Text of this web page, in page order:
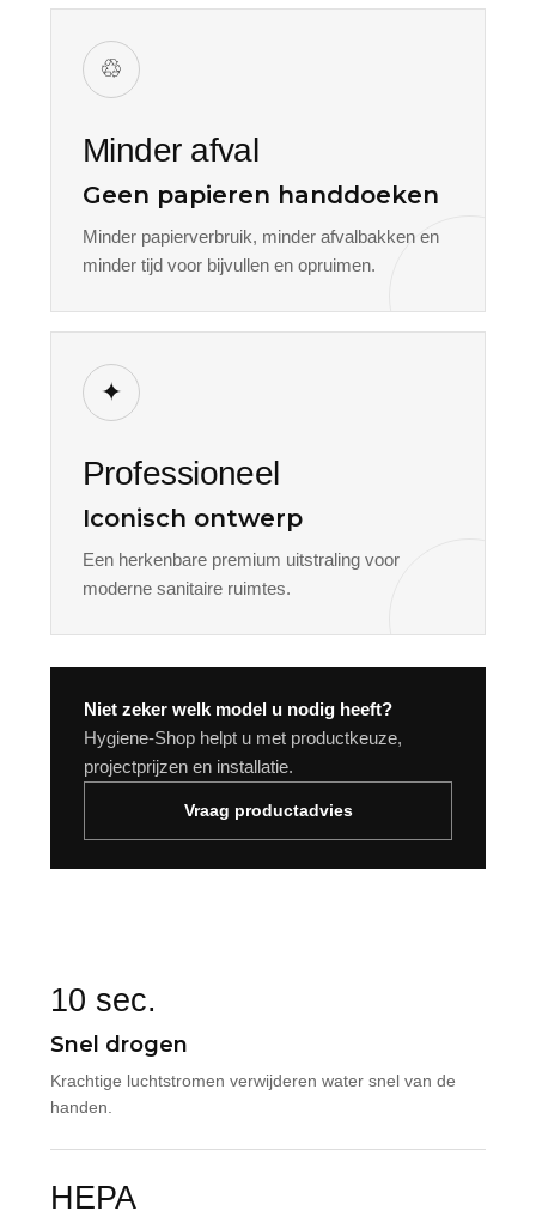
♲
Minder afval
Geen papieren handdoeken
Minder papierverbruik, minder afvalbakken en
minder tijd voor bijvullen en opruimen.
✦
Professioneel
Iconisch ontwerp
Een herkenbare premium uitstraling voor
moderne sanitaire ruimtes.
Niet zeker welk model u nodig heeft?
Hygiene-Shop helpt u met productkeuze,
projectprijzen en installatie.
Vraag productadvies
10 sec.
Snel drogen
Krachtige luchtstromen verwijderen water snel van de
handen.
HEPA